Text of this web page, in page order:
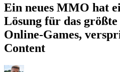
Ein neues MMO hat
Lösung für das
Online-Games,
Content